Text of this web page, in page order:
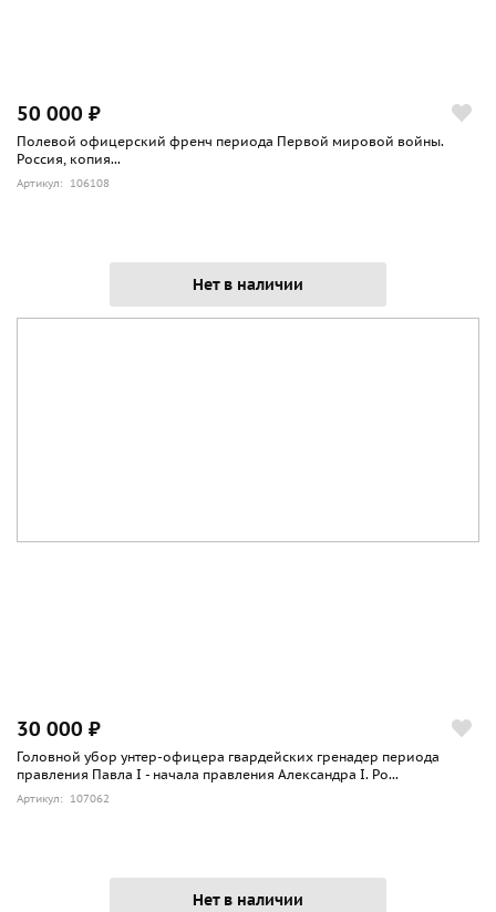
50 000 ₽
Полевой офицерский френч периода Первой мировой войны.
Россия, копия...
Артикул: 106108
Нет в наличии
30 000 ₽
Головной убор унтер-офицера гвардейских гренадер периода
правления Павла I - начала правления Александра I. Ро...
Артикул: 107062
Нет в наличии